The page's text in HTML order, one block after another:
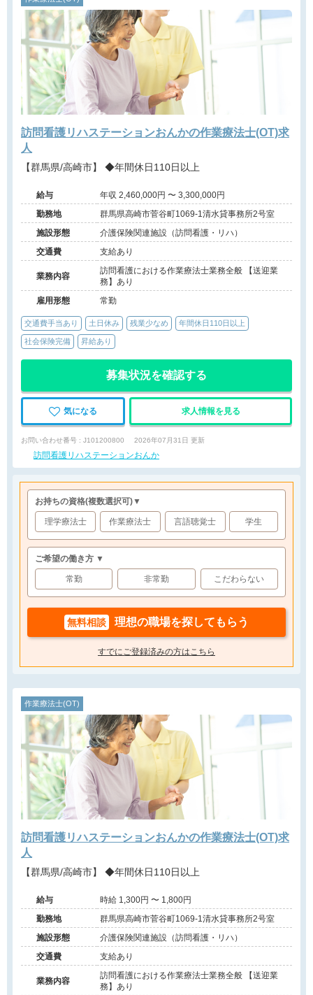
訪問看護リハステーションおんかの作業療法士(OT)求
人
【群馬県/高崎市】 ◆年間休日110日以上
給与
年収 2,460,000円 〜 3,300,000円
勤務地
群馬県高崎市菅谷町1069-1清水貸事務所2号室
施設形態
介護保険関連施設（訪問看護・リハ）
交通費
支給あり
業務内容
訪問看護における作業療法士業務全般 【送迎業
務】あり
雇用形態
常勤
交通費手当あり 土日休み 残業少なめ 年間休日110日以上
社会保険完備 昇給あり
募集状況を確認する
気になる 求人情報を見る
お問い合わせ番号 : J101200800 2026年07月31日 更新
訪問看護リハステーションおんか
お持ちの資格(複数選択可)▼
理学療法士 作業療法士 言語聴覚士 学生
ご希望の働き方 ▼
常勤 非常勤 こだわらない
無料相談 理想の職場を探してもらう
すでにご登録済みの方はこちら
作業療法士(OT)
訪問看護リハステーションおんかの作業療法士(OT)求
人
【群馬県/高崎市】 ◆年間休日110日以上
給与
時給 1,300円 〜 1,800円
勤務地
群馬県高崎市菅谷町1069-1清水貸事務所2号室
施設形態
介護保険関連施設（訪問看護・リハ）
交通費
支給あり
業務内容
訪問看護における作業療法士業務全般 【送迎業
務】あり